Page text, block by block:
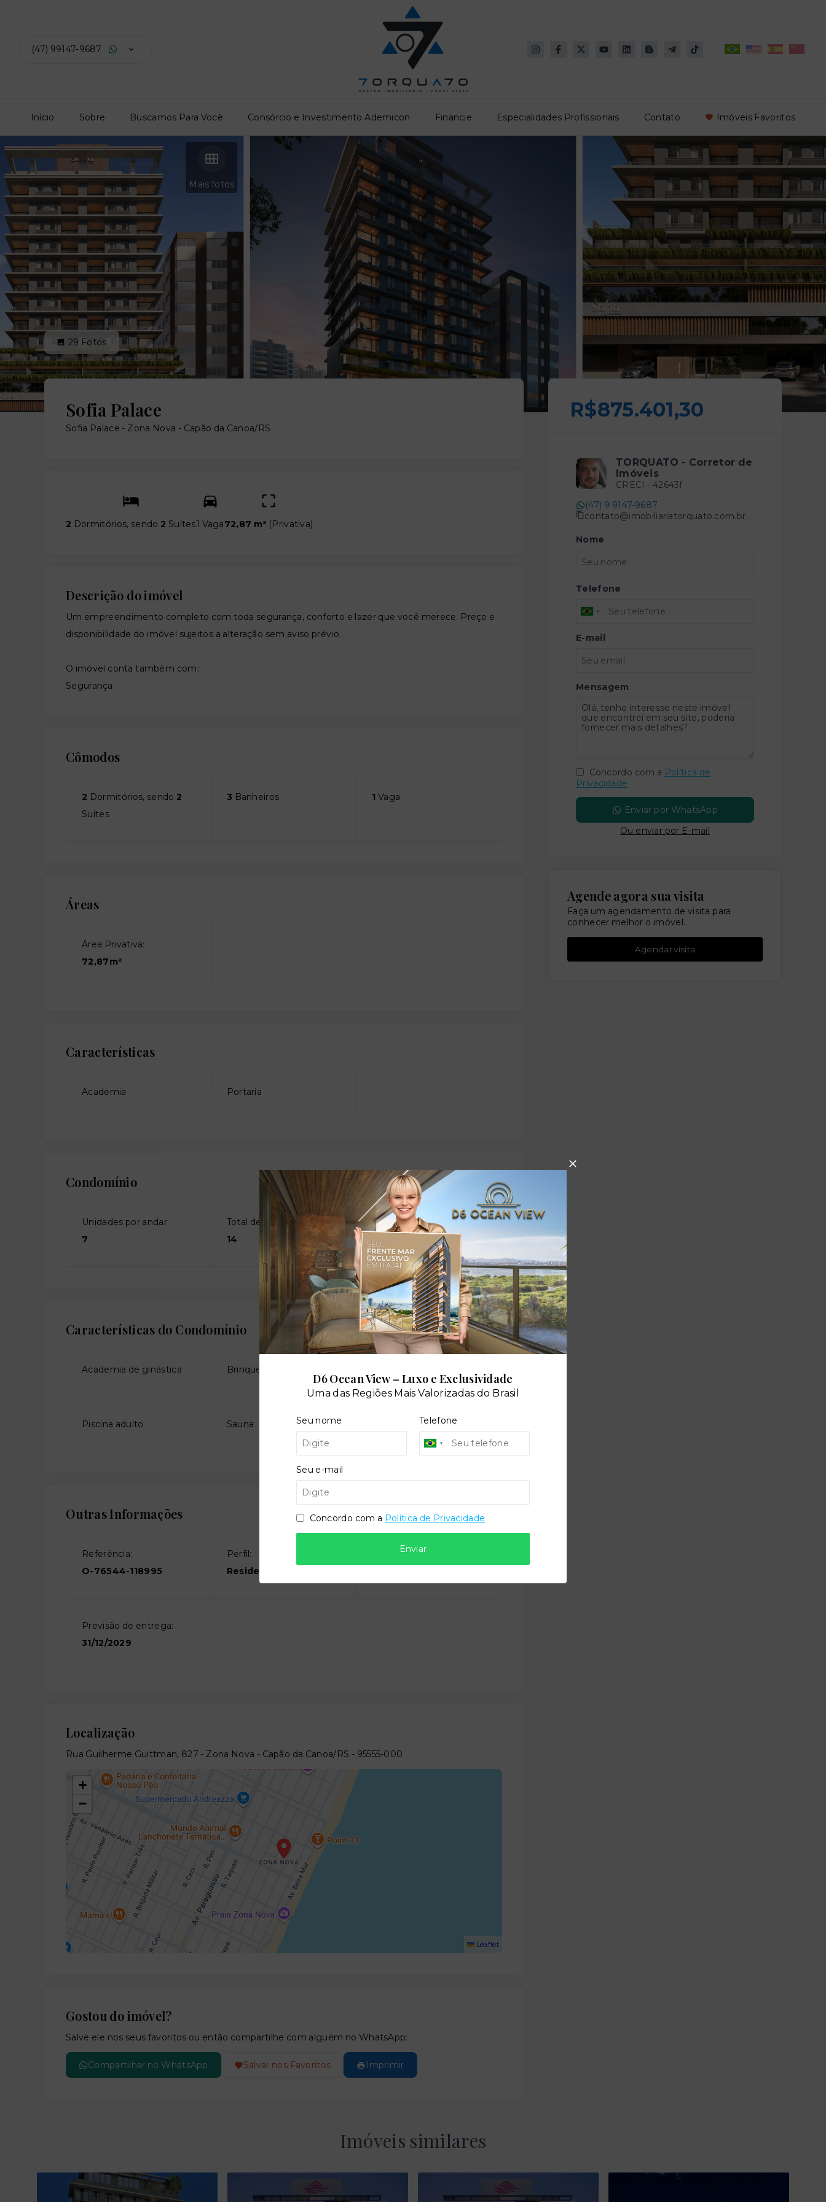
(47) 99147-9687
Início Sobre Buscamos Para Você Consórcio e Investimento Ademicon Financie Especialidades Profissionais Contato Imóveis Favoritos
Mais fotos
29 Fotos
Sofia Palace
Sofia Palace - Zona Nova - Capão da Canoa/RS
2 Dormitórios, sendo 2 Suítes1 Vaga72,87 m² (Privativa)
Descrição do imóvel
Um empreendimento completo com toda segurança, conforto e lazer que você merece. Preço e
disponibilidade do imóvel sujeitos a alteração sem aviso prévio.
O imóvel conta também com:
Segurança
Cômodos
2 Dormitórios, sendo 2
Suítes
3 Banheiros 1 Vaga
Áreas
Área Privativa:
72,87m²
Características
Academia Portaria
Condomínio
Unidades por andar:
7
Total de andares:
14
Características do Condomínio
Academia de ginástica Brinquedoteca
Piscina adulto Sauna
Outras Informações
Referência:
O-76544-118995
Perfil:
Residencial
Situação:
Previsão de entrega:
31/12/2029
Localização
Rua Guilherme Guittman, 827 - Zona Nova - Capão da Canoa/RS - 95555-000
+
−
Leaflet
Gostou do imóvel?
Salve ele nos seus favoritos ou então compartilhe com alguém no WhatsApp:
Compartilhar no WhatsApp Salvar nos Favoritos Imprimir
R$875.401,30
TORQUATO - Corretor de
Imóveis
CRECI - 42643f
(47) 9 9147-9687
contato@imobiliariatorquato.com.br
Nome
Telefone
E-mail
Mensagem
Concordo com a Política de
Privacidade
Enviar por WhatsApp
Ou enviar por E-mail
Agende agora sua visita
Faça um agendamento de visita para
conhecer melhor o imóvel.
Agendar visita
Imóveis similares
D6 Ocean View – Luxo e Exclusividade
Uma das Regiões Mais Valorizadas do Brasil
Seu nome Telefone
Seu e-mail
Concordo com a Política de Privacidade
Enviar